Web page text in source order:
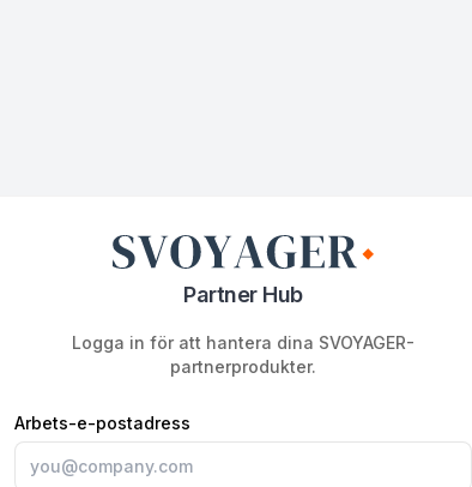
Partner Hub
Logga in för att hantera dina SVOYAGER-
partnerprodukter.
Arbets-e-postadress